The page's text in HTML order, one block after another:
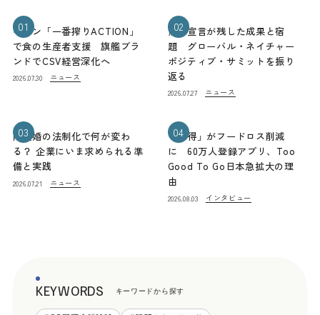
01
キリン「一番搾りACTION」
で食の生産者支援 旗艦ブラ
ンドでCSV経営深化へ
2026.07.30 ニュース
02
熊本宣言が残した成果と宿
題 グローバル・ネイチャー
ポジティブ・サミットを振り
返る
2026.07.27 ニュース
03
同性婚の法制化で何が変わ
る？ 企業にいま求められる準
備と実践
2026.07.21 ニュース
04
「お得」がフードロス削減
に 60万人登録アプリ、Too
Good To Go日本急拡大の理
由
2026.08.03 インタビュー
KEYWORDS キーワードから探す